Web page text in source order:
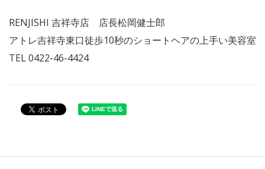
RENJISHI 吉祥寺店 店長松岡健士郎
アトレ吉祥寺東口徒歩10秒のショートヘアの上手い美容室
TEL 0422-46-4424